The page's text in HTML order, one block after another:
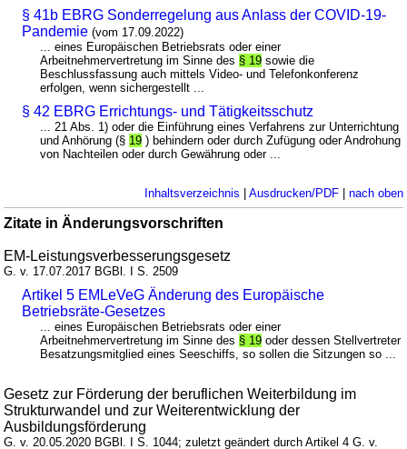
§ 41b EBRG Sonderregelung aus Anlass der COVID-19-
Pandemie (vom 17.09.2022)
... eines Europäischen Betriebsrats oder einer
Arbeitnehmervertretung im Sinne des § 19 sowie die
Beschlussfassung auch mittels Video- und Telefonkonferenz
erfolgen, wenn sichergestellt ...
§ 42 EBRG Errichtungs- und Tätigkeitsschutz
... 21 Abs. 1) oder die Einführung eines Verfahrens zur Unterrichtung
und Anhörung (§ 19 ) behindern oder durch Zufügung oder Androhung
von Nachteilen oder durch Gewährung oder ...
Inhaltsverzeichnis Ausdrucken/PDF| nach oben
Zitate in Änderungsvorschriften
EM-Leistungsverbesserungsgesetz
G. v. 17.07.2017 BGBl. I S. 2509
Artikel 5 EMLeVeG Änderung des Europäische
Betriebsräte-Gesetzes
... eines Europäischen Betriebsrats oder einer
Arbeitnehmervertretung im Sinne des § 19 oder dessen Stellvertreter
Besatzungsmitglied eines Seeschiffs, so sollen die Sitzungen so ...
Gesetz zur Förderung der beruflichen Weiterbildung im
Strukturwandel und zur Weiterentwicklung der
Ausbildungsförderung
G. v. 20.05.2020 BGBl. I S. 1044; zuletzt geändert durch Artikel 4 G. v.